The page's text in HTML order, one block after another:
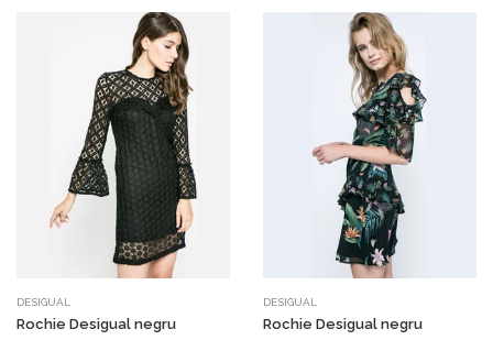
DESIGUAL
Rochie Desigual negru
DESIGUAL
Rochie Desigual negru